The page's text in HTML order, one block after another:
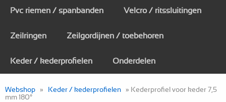
Pvc riemen / spanbanden Velcro / ritssluitingen
Zeilringen Zeilgordijnen / toebehoren
Keder / kederprofielen Onderdelen
Webshop » Keder / kederprofielen » Kederprofiel voor keder 7,5
mm 180°